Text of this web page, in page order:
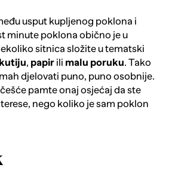
usput kupljenog poklona i
minute poklona obično je u
sitnica složite u tematski
, papirili malu poruku. Tako
djelovati puno, puno osobnije.
pamte onaj osjećaj da ste
nego koliko je sam poklon